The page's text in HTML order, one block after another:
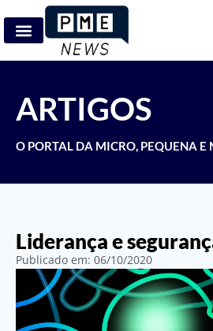
ARTIGOS
O PORTAL DA MICRO, PEQUENA E
Liderança e
Publicado em: 06/10/2020